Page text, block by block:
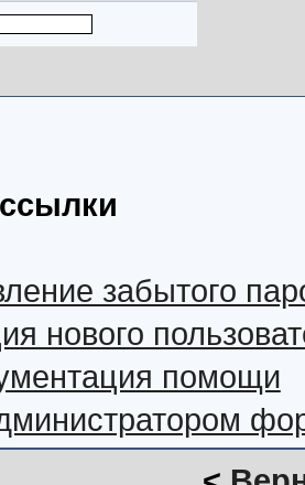
забытого
нового
помощи